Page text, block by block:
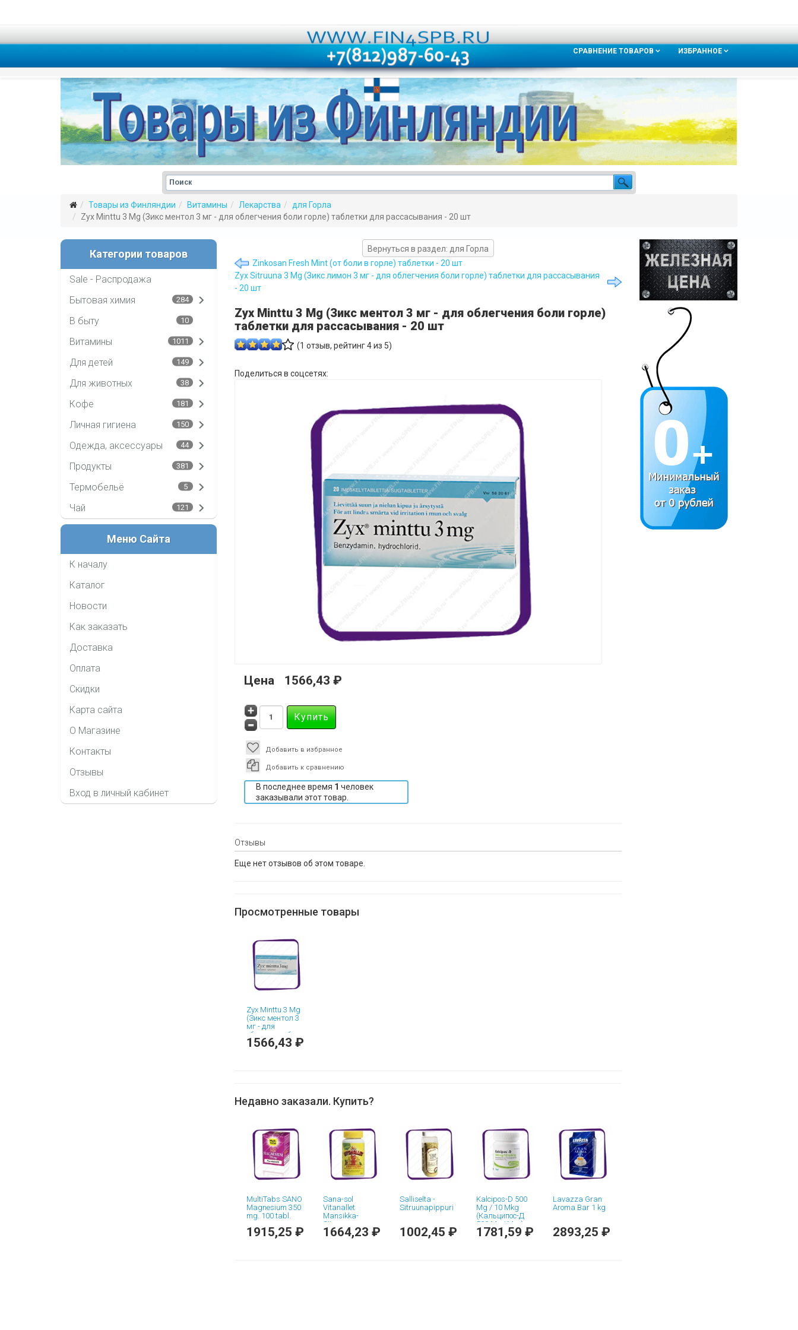
СРАВНЕНИЕ ТОВАРОВ ИЗБРАННОЕ
Товары из Финляндии Витамины Лекарства
для Горла
Zyx Minttu 3 Mg (Зикс ментол 3 мг - для облегчения боли горле) таблетки для рассасывания - 20 шт
Категории товаров
Sale - Распродажа
Бытовая химия
284
В быту 10
Витамины 1011
Для детей 149
Для животных 38
Кофе 181
Личная гигиена 150
Одежда, аксессуары 44
Продукты 381
Термобельё 5
Чай 121
Меню Сайта
К началу
Каталог
Новости
Как заказать
Доставка
Оплата
Скидки
Карта сайта
О Магазине
Контакты
Отзывы
Вход в личный кабинет
Вернуться в раздел: для Горла
Zinkosan Fresh Mint (от боли в горле) таблетки - 20 шт
Zyx Sitruuna 3 Mg (Зикс лимон 3 мг - для облегчения боли горле) таблетки для рассасывания
- 20 шт
Zyx Minttu 3 Mg (Зикс ментол 3 мг - для облегчения боли горле)
таблетки для рассасывания - 20 шт
(1 отзыв, рейтинг4из 5)
Поделиться в соцсетях:
Цена 1566,43 ₽
Добавить в избранное
Добавить к сравнению
В последнее время 1 человек
заказывали этот товар.
Отзывы
Еще нет отзывов об этом товаре.
Просмотренные товары
Zyx Minttu 3 Mg
(Зикс ментол 3
мг - для
облегчения боли
горле) таблетки
1566,43 ₽
Недавно заказали. Купить?
MultiTabs SANO
Magnesium 350
mg. 100 tabl.
1915,25 ₽
Sana-sol
Vitanallet
Mansikka-
Sitruuna
(поливитамины
- мишки со
1664,23 ₽
Salliselta -
Sitruunapippuri
1002,45 ₽
Kalcipos-D 500
Mg / 10 Mkg
(Кальципос-Д
500 Мг / Мкг)
таблетки - 60
1781,59 ₽
Lavazza Gran
Aroma Bar 1 kg
2893,25 ₽